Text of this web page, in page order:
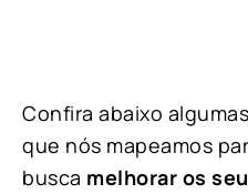
Confira abaixo
que nós mapeamos
busca melhorar os